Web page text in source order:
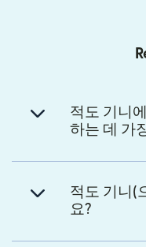
적도 기니
하는 데 가
적도 기니(
요?